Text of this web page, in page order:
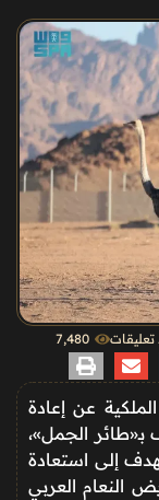
تعليقات 7٬480
عن إعادة
بـ«طائر الجمل»،
إلى استعادة
النعام العربي